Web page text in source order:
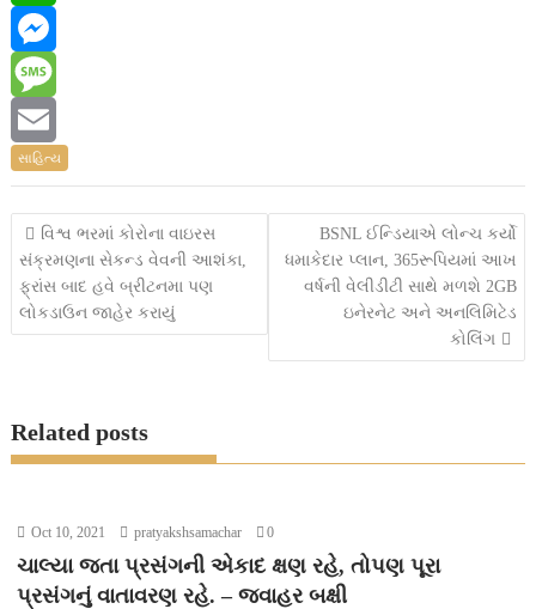
c
e
b
o
o
k
w
i
t
e
W
h
a
t
s
A
M
e
s
s
e
r
M
e
s
E
m
a
સાહિત્ય
Post
navigation
વિશ્વ ભરમાં કોરોના વાઇરસ
સંક્રમણના સેકન્ડ વેવની આશંકા,
ફ્રાંસ બાદ હવે બ્રીટનમા પણ
લોકડાઉન જાહેર કરાયું
BSNL ઈન્ડિયાએ લોન્ચ કર્યો
ધમાકેદાર પ્લાન, 365રૂપિયમાં આખ
વર્ષની વેલીડીટી સાથે મળશે 2GB
ઇનેરનેટ અને અનલિમિટેડ
કોલિંગ
Related posts
Oct 10, 2021 pratyakshsamachar 0
ચાલ્યા જતા પ્રસંગની એકાદ ક્ષણ રહે, તોપણ પૂરા
પ્રસંગનું વાતાવરણ રહે. – જવાહર બક્ષી